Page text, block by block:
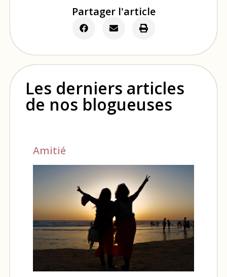
Partager l'article
Les derniers articles
de nos blogueuses
Amitié